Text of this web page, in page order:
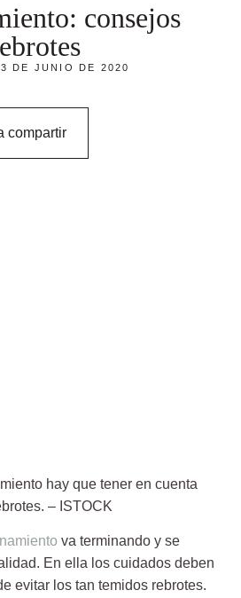
consejos
DE JUNIO DE 2020
compartir
hay que tener en cuenta
– ISTOCK
va terminando y se
En ella los cuidados deben
evitar los tan temidos rebrotes.